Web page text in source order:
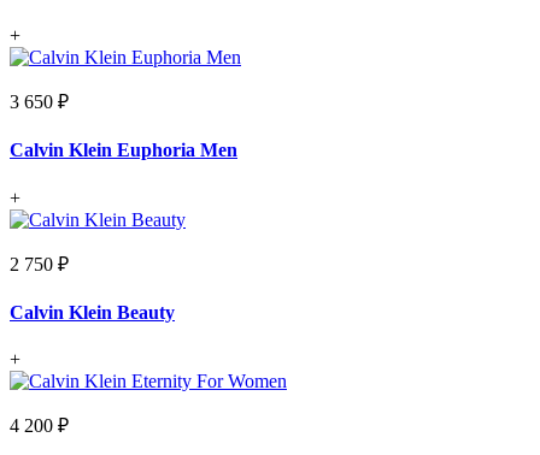
+
3 650 ₽
Calvin Klein Euphoria Men
+
2 750 ₽
Calvin Klein Beauty
+
4 200 ₽